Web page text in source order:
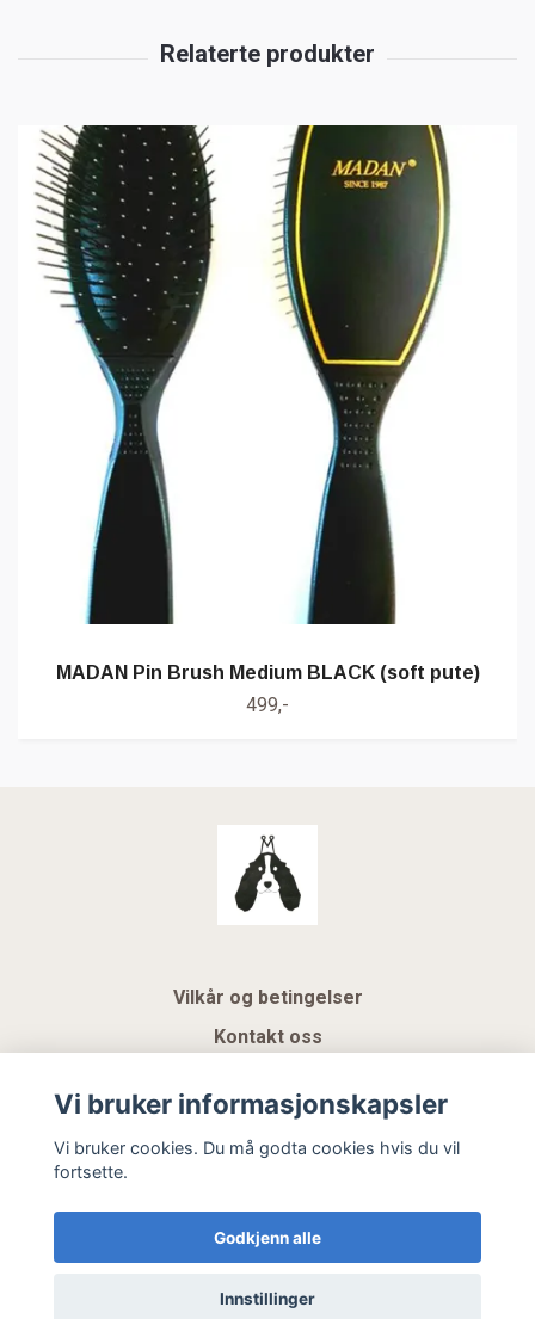
MADAN Pin Brush Medium BLACK (soft pute)
499,-
Vilkår og betingelser
Kontakt oss
Gavekort
Vi bruker informasjonskapsler
Vi bruker cookies. Du må godta cookies hvis du vil
fortsette.
Godkjenn alle
Innstillinger